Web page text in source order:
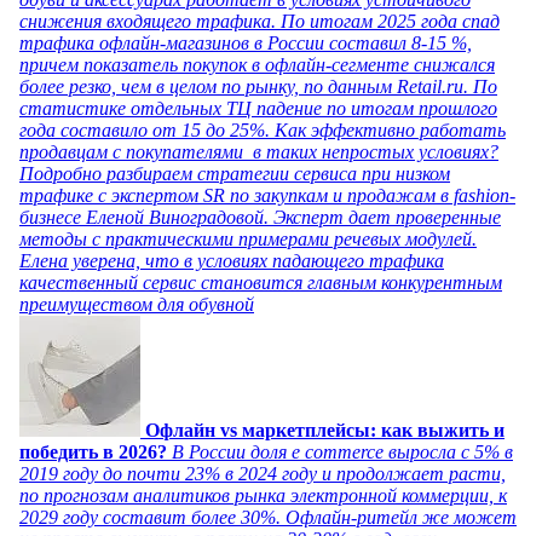
снижения входящего трафика. По итогам 2025 года спад
трафика офлайн-магазинов в России составил 8-15 %,
причем показатель покупок в офлайн-сегменте снижался
более резко, чем в целом по рынку, по данным Retail.ru. По
статистике отдельных ТЦ падение по итогам прошлого
года составило от 15 до 25%. Как эффективно работать
продавцам с покупателями в таких непростых условиях?
Подробно разбираем стратегии сервиса при низком
трафике с экспертом SR по закупкам и продажам в fashion-
бизнесе Еленой Виноградовой. Эксперт дает проверенные
методы с практическими примерами речевых модулей.
Елена уверена, что в условиях падающего трафика
качественный сервис становится главным конкурентным
преимуществом для обувной
Офлайн vs маркетплейсы: как выжить и
победить в 2026? В России доля e commerce выросла с 5% в
2019 году до почти 23% в 2024 году и продолжает расти,
по прогнозам аналитиков рынка электронной коммерции, к
2029 году составит более 30%. Офлайн-ритейл же может